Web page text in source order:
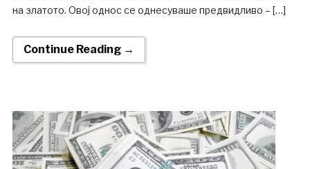
на златото. Овој однос се однесуваше предвидливо – […]
Continue Reading →